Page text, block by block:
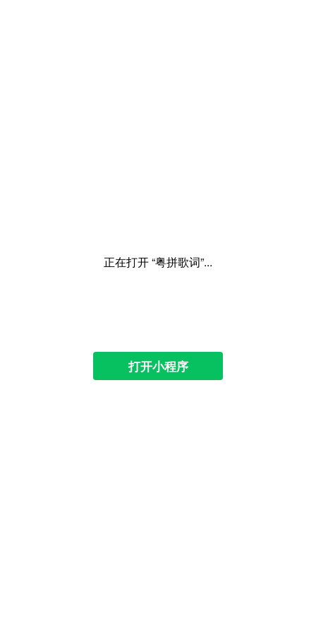
正在打开 “粤拼歌词”...
打开小程序